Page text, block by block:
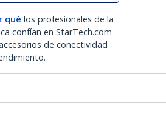
qué los profesionales de la
confían en StarTech.com
de conectividad